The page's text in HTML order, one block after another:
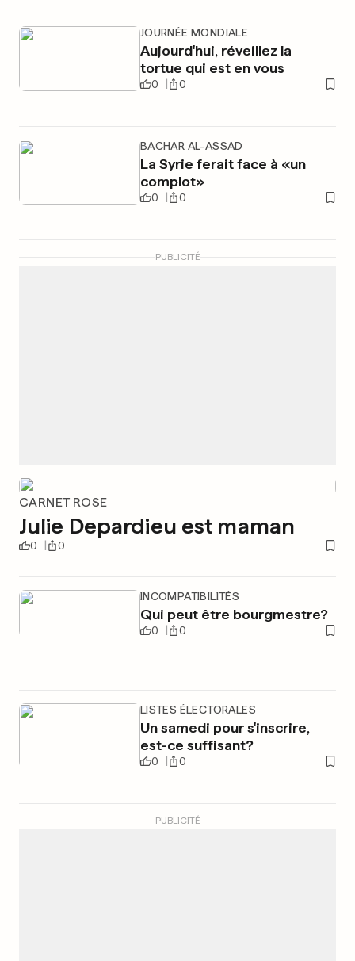
JOURNÉE MONDIALE
Aujourd'hui, réveillez la
tortue qui est en vous
0 0
BACHAR AL-ASSAD
La Syrie ferait face à «un
complot»
0 0
PUBLICITÉ
CARNET ROSE
Julie Depardieu est maman
0 0
INCOMPATIBILITÉS
Qui peut être bourgmestre?
0 0
LISTES ÉLECTORALES
Un samedi pour s'inscrire,
est-ce suffisant?
0 0
PUBLICITÉ